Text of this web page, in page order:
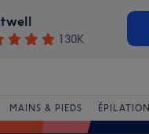
130K
MAINS & PIEDS ÉPILATION